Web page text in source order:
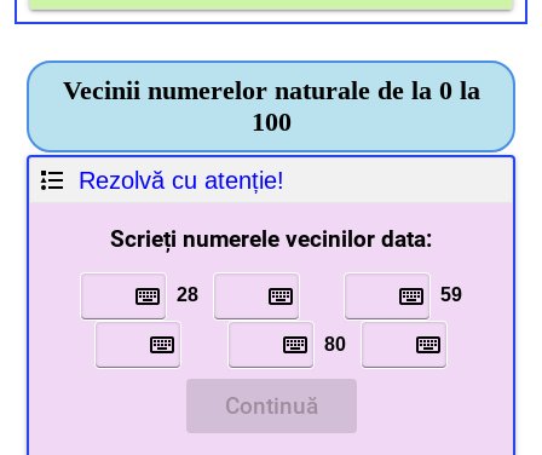
Vecinii numerelor naturale de la 0 la
100
Rezolvă cu atenție!
Scrieți numerele vecinilor data:
28 59
80
Continuă